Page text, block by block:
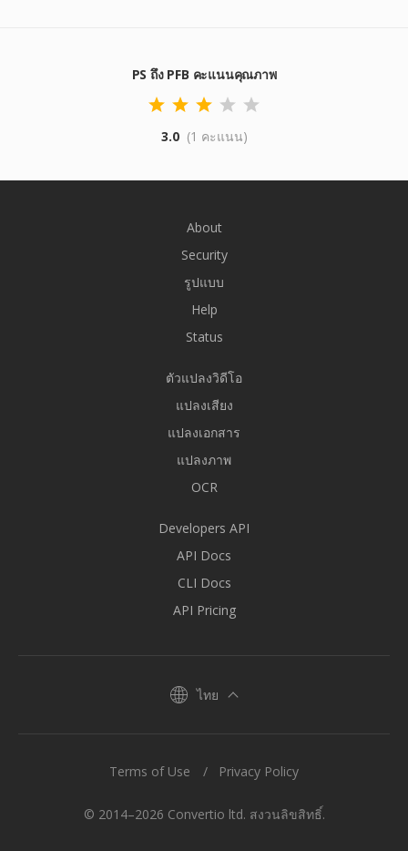
PS ถึง PFB คะแนนคุณภาพ
3.0 (1 คะแนน)
About
Security
รูปแบบ
Help
Status
ตัวแปลงวิดีโอ
แปลงเสียง
แปลงเอกสาร
แปลงภาพ
OCR
Developers API
API Docs
CLI Docs
API Pricing
ไทย
© 2014–2026 Convertio ltd. สงวนลิขสิทธิ์.
Terms of Use Privacy Policy